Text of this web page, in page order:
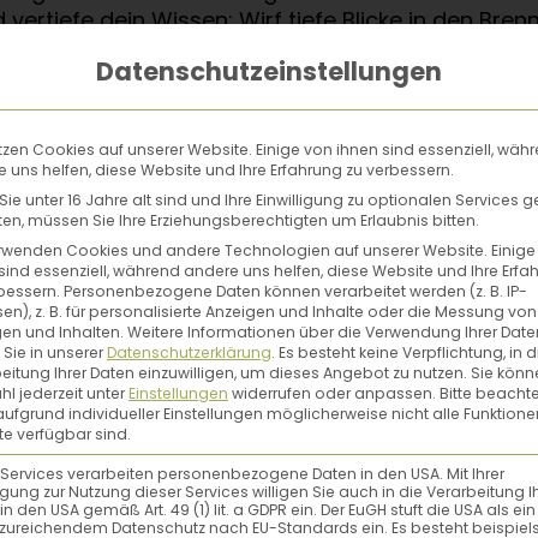
dein Wissen: Wirf tiefe Blicke in den
Farben sind und wie schwer es ist, das
ein Buch, das ganz viel Hintergrundwissen
für Entscheidungen und für ein
informiert neue Lieblingsstücke aus Keramik
fundiertes und authentisches Know-how.
Butschek öffnet den Blick für Keramik neu.
Tasse Geschichte, Wissen und
revolutioniert.
Projekt. Dieses Buch plädiert für
und chemische Prozesse – und zeigt, wie und
statt kurzlebiger Deko.
uns oft ein Leben lang. Lena Butschek
und Verantwortung – und zeigt, worauf
Datenschutzeinstellungen
Cookies auf unserer Website. Einige von ihnen sind essenziell,
uns helfen, diese Website und Ihre Erfahrung zu verbessern.
unter 16 Jahre alt sind und Ihre Einwilligung zu optionalen Services
müssen Sie Ihre Erziehungsberechtigten um Erlaubnis bitten.
Cookies und andere Technologien auf unserer Website.
essenziell, während andere uns helfen, diese Website und Ihre
Personenbezogene Daten können verarbeitet werden (z. B. IP-
z. B. für personalisierte Anzeigen und Inhalte oder die Messung von
und Inhalten. Weitere Informationen über die Verwendung Ihrer
in unsererDatenschutzerklärung. Es besteht keine Verpflichtung, in
Ihrer Daten einzuwilligen, um dieses Angebot zu nutzen. Sie
jederzeit unterEinstellungen widerrufen oder anpassen. Bitte
individueller Einstellungen möglicherweise nicht alle
verfügbar sind.
verarbeiten personenbezogene Daten in den USA. Mit Ihrer
zur Nutzung dieser Services willigen Sie auch in die Verarbeitung
den USA gemäß Art. 49 (1) lit. a GDPR ein. Der EuGH stuft die USA als
Datenschutz nach EU-Standards ein. Es besteht